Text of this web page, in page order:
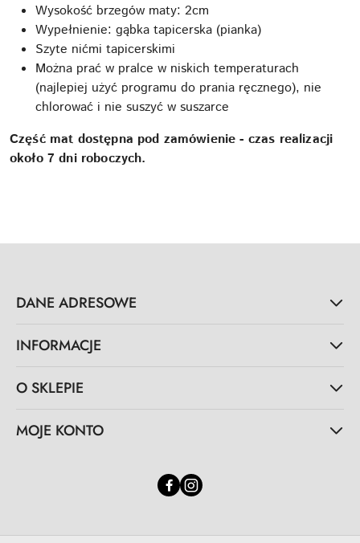
Wysokość brzegów maty: 2cm
Wypełnienie: gąbka tapicerska (pianka)
Szyte nićmi tapicerskimi
Można prać w pralce w niskich temperaturach
(najlepiej użyć programu do prania ręcznego), nie
chlorować i nie suszyć w suszarce
Część mat dostępna pod zamówienie - czas realizacji
około 7 dni roboczych.
DANE ADRESOWE
INFORMACJE
O SKLEPIE
MOJE KONTO